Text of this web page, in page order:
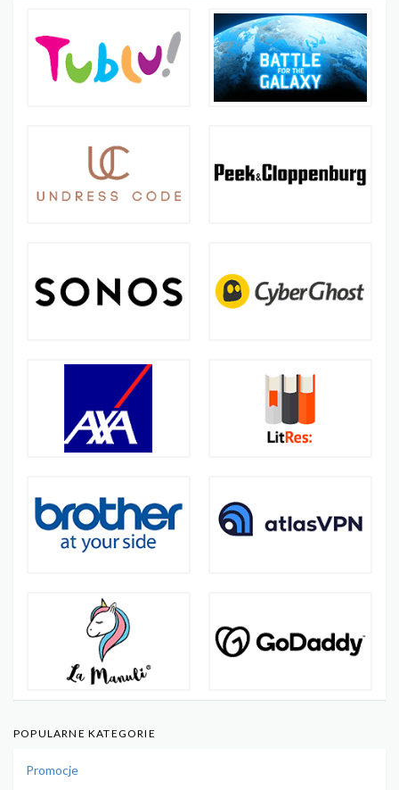
POPULARNE KATEGORIE
Promocje